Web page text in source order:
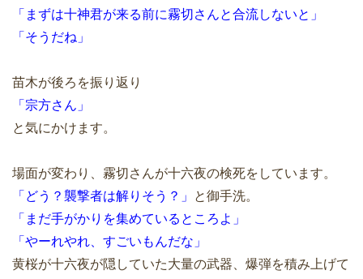
「まずは十神君が来る前に霧切さんと合流しないと」
「そうだね」
苗木が後ろを振り返り
「宗方さん」
と気にかけます。
場面が変わり、霧切さんが十六夜の検死をしています。
「どう？襲撃者は解りそう？」
と御手洗。
「まだ手がかりを集めているところよ」
「やーれやれ、すごいもんだな」
黄桜が十六夜が隠していた大量の武器、爆弾を積み上げて